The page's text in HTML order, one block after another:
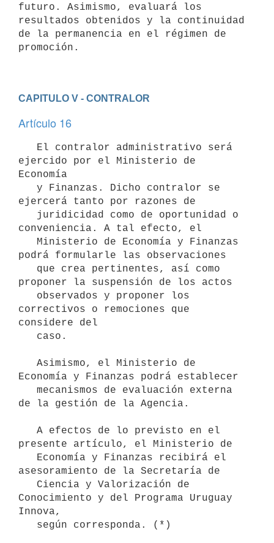
futuro. Asimismo, evaluará los
resultados obtenidos y la continuidad
de la permanencia en el régimen de
promoción.
CAPITULO V - CONTRALOR
Artículo 16
ejercido por el Ministerio de
Economía
ejercerá tanto por razones de
conveniencia. A tal efecto, el
podrá formularle las observaciones
proponer la suspensión de los actos
correctivos o remociones que
considere del
Economía y Finanzas podrá establecer
de la gestión de la Agencia.
presente artículo, el Ministerio de
asesoramiento de la Secretaría de
Conocimiento y del Programa Uruguay
Innova,
   según corresponda. (*)